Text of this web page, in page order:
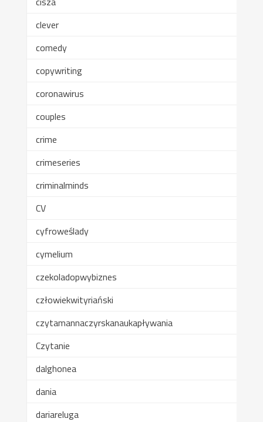
clever
comedy
copywriting
coronawirus
couples
crime
crimeseries
criminalminds
CV
cyfroweślady
cymelium
czekoladopwybiznes
człowiekwityriański
czytamannaczyrskanaukapływania
Czytanie
dalghonea
dania
dariareluga